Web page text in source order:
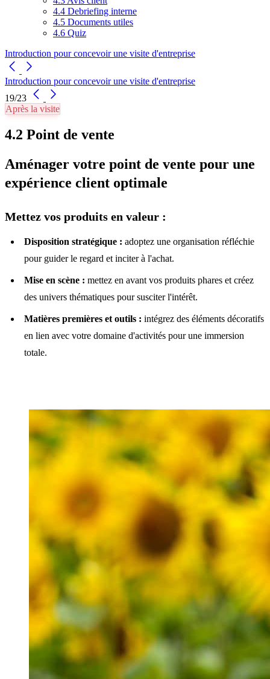
4.4 Debriefing interne
4.5 Documents utiles
4.6 Quiz
Introduction pour concevoir une visite d'entreprise
Introduction pour concevoir une visite d'entreprise
19/23
Après la visite
4.2 Point de vente
Aménager votre point de vente pour une
expérience client optimale
Mettez vos produits en valeur :
Disposition stratégique : adoptez une organisation réfléchie
pour guider le regard et inciter à l'achat.
Mise en scène : mettez en avant vos produits phares et créez
des univers thématiques pour susciter l'intérêt.
Matières premières et outils : intégrez des éléments décoratifs
en lien avec votre domaine d'activités pour une immersion
totale.